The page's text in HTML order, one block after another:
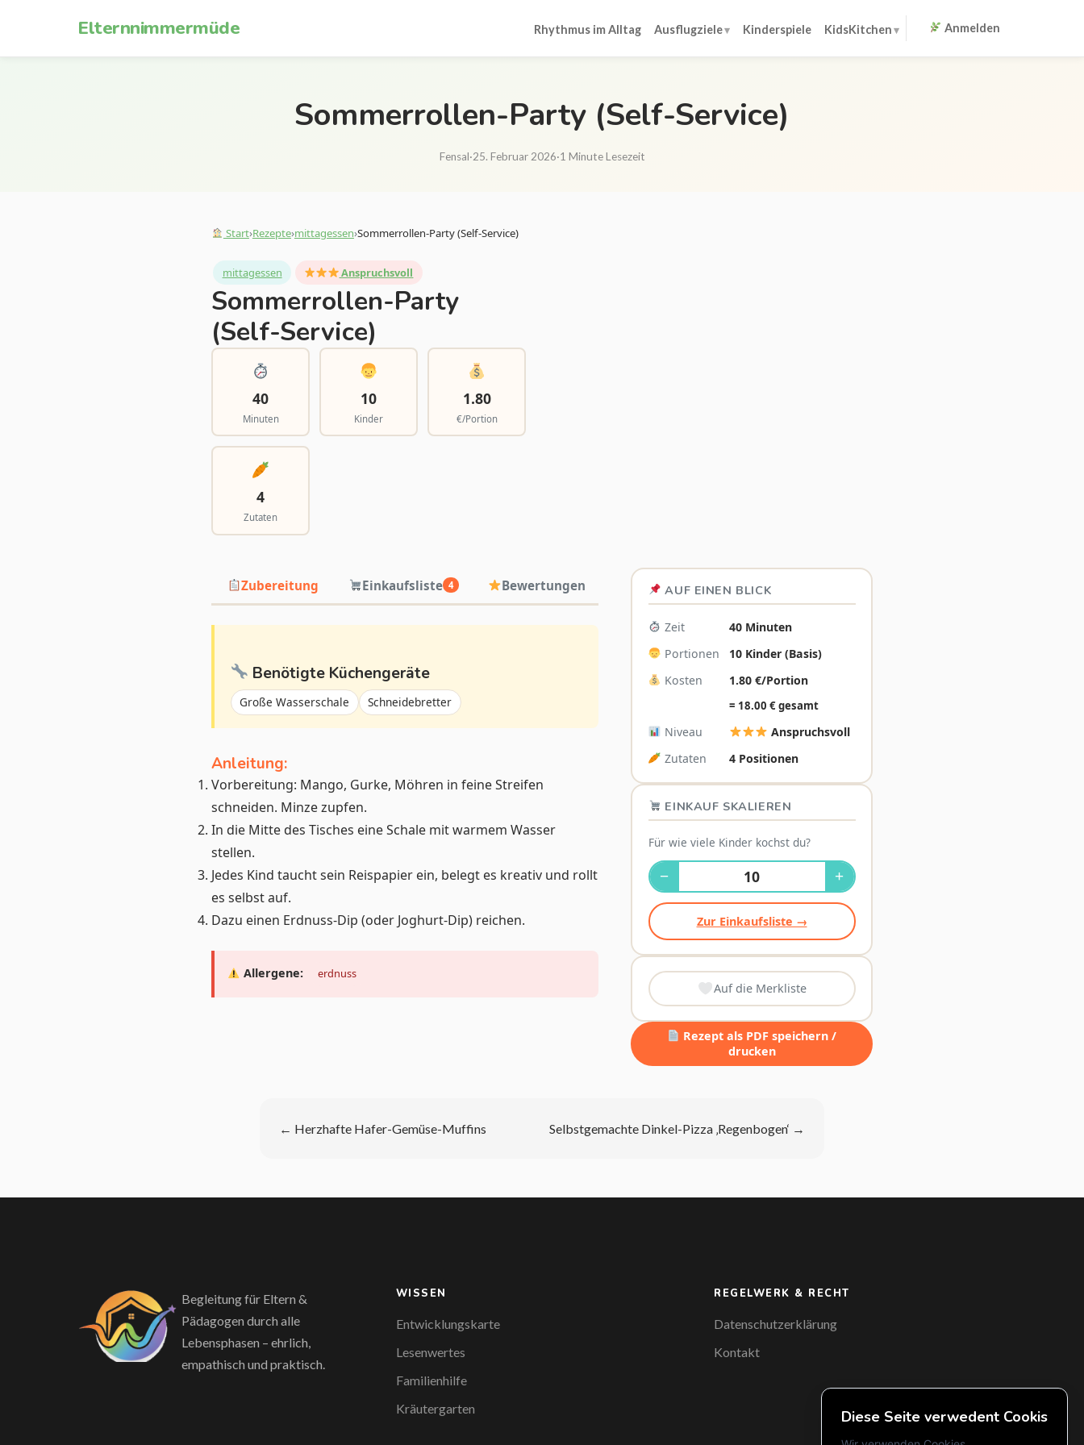
Elternnimmermüde Rhythmus im Alltag Ausflugziele Kinderspiele KidsKitchen Anmelden
Sommerrollen-Party (Self-Service)
Fensal·25. Februar 2026·1 Minute Lesezeit
Start›Rezepte›mittagessen›Sommerrollen-Party (Self-Service)
mittagessen Anspruchsvoll
Sommerrollen-Party
(Self-Service)
40
Minuten
10
Kinder
1.80
€/Portion
4
Zutaten
Zubereitung Einkaufsliste 4 Bewertungen
Benötigte Küchengeräte
Große Wasserschale Schneidebretter
Anleitung:
Vorbereitung: Mango, Gurke, Möhren in feine Streifen
schneiden. Minze zupfen.
In die Mitte des Tisches eine Schale mit warmem Wasser
stellen.
Jedes Kind taucht sein Reispapier ein, belegt es kreativ und rollt
es selbst auf.
Dazu einen Erdnuss-Dip (oder Joghurt-Dip) reichen.
Allergene: erdnuss
AUF EINEN BLICK
Zeit
40 Minuten
Portionen
10 Kinder (Basis)
Kosten
1.80 €/Portion
= 18.00 € gesamt
Niveau
Anspruchsvoll
Zutaten
4 Positionen
EINKAUF SKALIEREN
Für wie viele Kinder kochst du?
− +
Zur Einkaufsliste →
Auf die Merkliste
Rezept als PDF speichern /
drucken
← Herzhafte Hafer-Gemüse-Muffins Selbstgemachte Dinkel-Pizza ‚Regenbogen‘ →
Begleitung für Eltern &
Pädagogen durch alle
Lebensphasen – ehrlich,
empathisch und praktisch.
WISSEN
Entwicklungskarte
Lesenwertes
Familienhilfe
Kräutergarten
REGELWERK & RECHT
Datenschutzerklärung
Kontakt
Diese Seite verwedent Cookis